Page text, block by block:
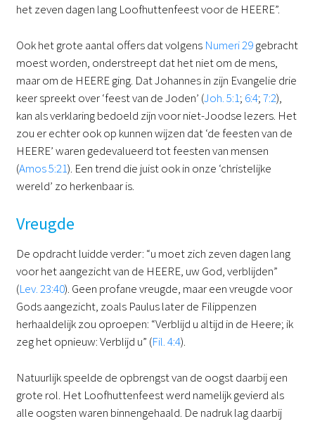
het zeven dagen lang Loofhuttenfeest voor de HEERE”.
Ook het grote aantal offers dat volgens Numeri 29gebracht
moest worden, onderstreept dat het niet om de mens,
maar om de HEERE ging. Dat Johannes in zijn Evangelie drie
keer spreekt over ‘feest van de Joden’ (Joh. 5:1; 6:4;7:2),
kan als verklaring bedoeld zijn voor niet-Joodse lezers. Het
zou er echter ook op kunnen wijzen dat ‘de feesten van de
HEERE’ waren gedevalueerd tot feesten van mensen
(Amos 5:21). Een trend die juist ook in onze ‘christelijke
wereld’ zo herkenbaar is.
Vreugde
De opdracht luidde verder: “u moet zich zeven dagen lang
voor het aangezicht van de HEERE, uw God, verblijden”
(Lev. 23:40). Geen profane vreugde, maar een vreugde voor
Gods aangezicht, zoals Paulus later de Filippenzen
herhaaldelijk zou oproepen: “Verblijd u altijd in de Heere; ik
zeg het opnieuw: Verblijd u” (Fil. 4:4).
Natuurlijk speelde de opbrengst van de oogst daarbij een
grote rol. Het Loofhuttenfeest werd namelijk gevierd als
alle oogsten waren binnengehaald. De nadruk lag daarbij